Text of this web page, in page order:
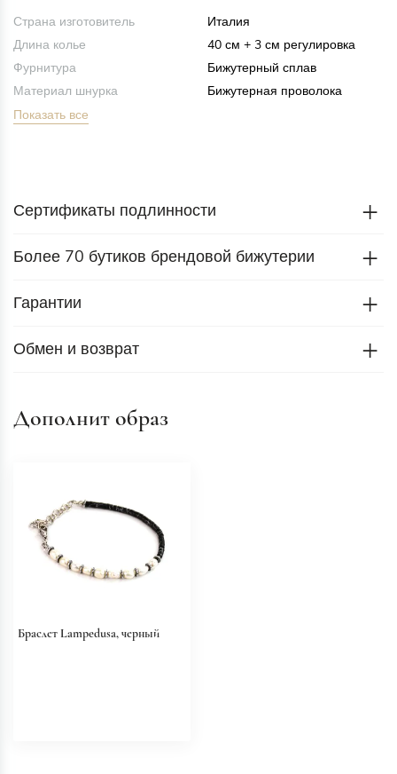
Страна изготовитель
Италия
Длина колье
40 см + 3 см регулировка
Фурнитура
Бижутерный сплав
Материал шнурка
Бижутерная проволока
Показать все
Сертификаты подлинности
Более 70 бутиков брендовой бижутерии
Гарантии
Обмен и возврат
Дополнит образ
Браслет Lampedusa, черный